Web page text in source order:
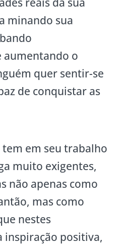
minando sua
aumentando o
quer sentir-se
de conquistar as
em seu trabalho
muito exigentes,
não apenas como
mas como
nestes
inspiração positiva,